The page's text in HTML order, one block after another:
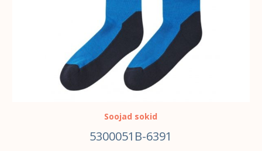
VALI
Soojad sokid
5300051B-6391